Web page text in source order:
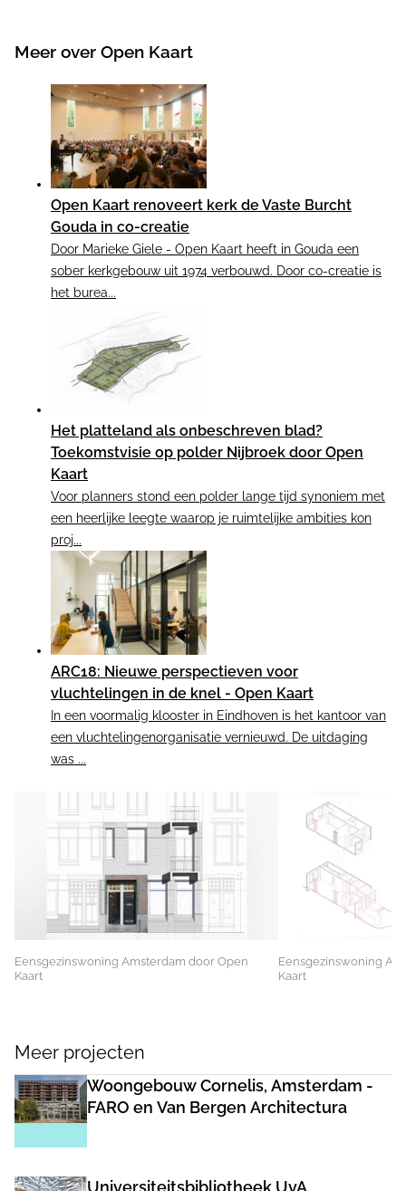
Meer over Open Kaart
Open Kaart renoveert kerk de Vaste Burcht
Gouda in co-creatie
Door Marieke Giele - Open Kaart heeft in Gouda een
sober kerkgebouw uit 1974 verbouwd. Door co-creatie is
het burea...
Het platteland als onbeschreven blad?
Toekomstvisie op polder Nijbroek door Open
Kaart
Voor planners stond een polder lange tijd synoniem met
een heerlijke leegte waarop je ruimtelijke ambities kon
proj...
ARC18: Nieuwe perspectieven voor
vluchtelingen in de knel - Open Kaart
In een voormalig klooster in Eindhoven is het kantoor van
een vluchtelingenorganisatie vernieuwd. De uitdaging
was ...
Eensgezinswoning Amsterdam door Open
Kaart
Eensgezinswoning
Kaart
Meer projecten
Woongebouw Cornelis, Amsterdam -
FARO en Van Bergen Architectura
Universiteitsbibliotheek UvA,